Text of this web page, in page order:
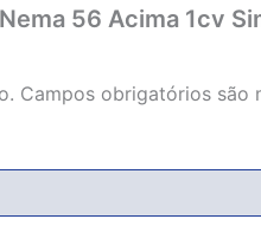
56 Acima 1cv
Campos obrigatórios são